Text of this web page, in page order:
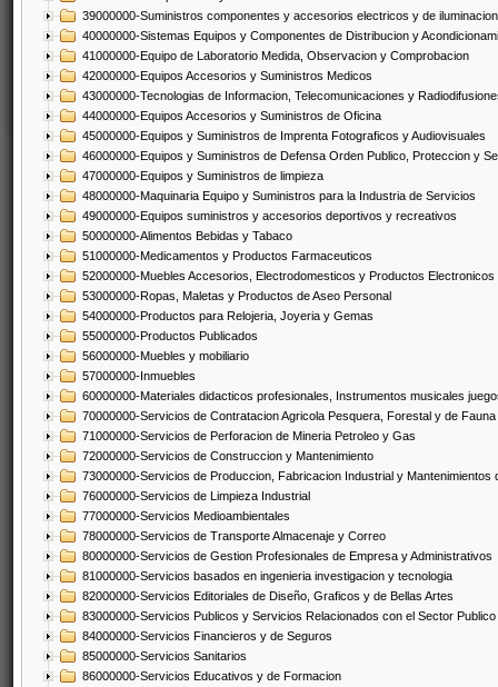
39000000-Suministros componentes y accesorios electricos y de iluminacion
40000000-Sistemas Equipos y Componentes de Distribucion y
41000000-Equipo de Laboratorio Medida, Observacion y Comprobacion
42000000-Equipos Accesorios y Suministros Medicos
43000000-Tecnologias de Informacion, Telecomunicaciones y
44000000-Equipos Accesorios y Suministros de Oficina
45000000-Equipos y Suministros de Imprenta Fotograficos y Audiovisuales
46000000-Equipos y Suministros de Defensa Orden Publico, Proteccion y
47000000-Equipos y Suministros de limpieza
48000000-Maquinaria Equipo y Suministros para la Industria de Servicios
49000000-Equipos suministros y accesorios deportivos y recreativos
50000000-Alimentos Bebidas y Tabaco
51000000-Medicamentos y Productos Farmaceuticos
52000000-Muebles Accesorios, Electrodomesticos y Productos Electronicos
53000000-Ropas, Maletas y Productos de Aseo Personal
54000000-Productos para Relojeria, Joyeria y Gemas
55000000-Productos Publicados
56000000-Muebles y mobiliario
57000000-Inmuebles
60000000-Materiales didacticos profesionales, Instrumentos musicales
70000000-Servicios de Contratacion Agricola Pesquera, Forestal y de Fauna
71000000-Servicios de Perforacion de Mineria Petroleo y Gas
72000000-Servicios de Construccion y Mantenimiento
73000000-Servicios de Produccion, Fabricacion Industrial y Mantenimientos
76000000-Servicios de Limpieza Industrial
77000000-Servicios Medioambientales
78000000-Servicios de Transporte Almacenaje y Correo
80000000-Servicios de Gestion Profesionales de Empresa y Administrativos
81000000-Servicios basados en ingenieria investigacion y tecnologia
82000000-Servicios Editoriales de Diseño, Graficos y de Bellas Artes
83000000-Servicios Publicos y Servicios Relacionados con el Sector Publico
84000000-Servicios Financieros y de Seguros
85000000-Servicios Sanitarios
86000000-Servicios Educativos y de Formacion